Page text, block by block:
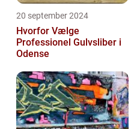
20 september 2024
Hvorfor Vælge
Professionel Gulvsliber i
Odense